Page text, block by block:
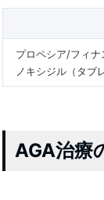
プロペシア/フィナ
ノキシジル（タブ
AGA治療